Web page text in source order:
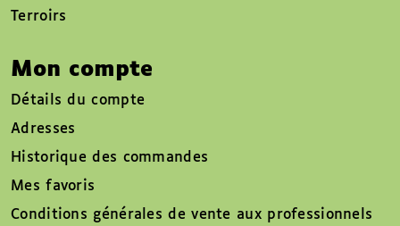
Terroirs
Mon compte
Détails du compte
Adresses
Historique des commandes
Mes favoris
Conditions générales de vente aux professionnels